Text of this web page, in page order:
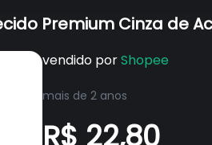
Premium Cinza de
vendido porShopee
mais de 2 anos
R$ 22,80